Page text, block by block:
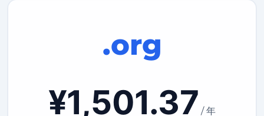
.org
¥1,501.37 / 年